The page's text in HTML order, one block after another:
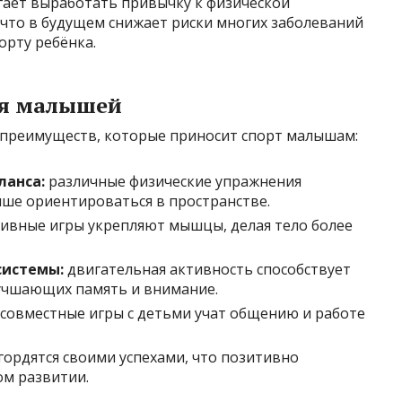
в будущем снижает риски многих заболеваний
ребёнка.
малышей
которые приносит спорт малышам:
различные физические упражнения
ориентироваться в пространстве.
игры укрепляют мышцы, делая тело более
двигательная активность способствует
память и внимание.
игры с детьми учат общению и работе
своими успехами, что позитивно
развитии.